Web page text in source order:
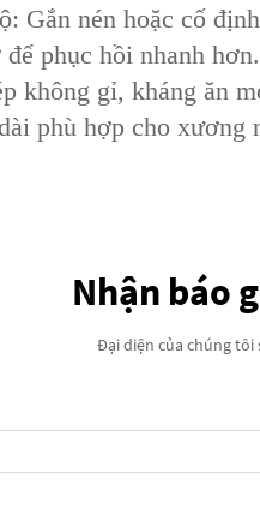
Gắn nén hoặc cố
phục hồi nhanh hơn.
không gỉ, kháng ăn
phù hợp cho xương
Nhận báo
Đại diện của chúng tôi